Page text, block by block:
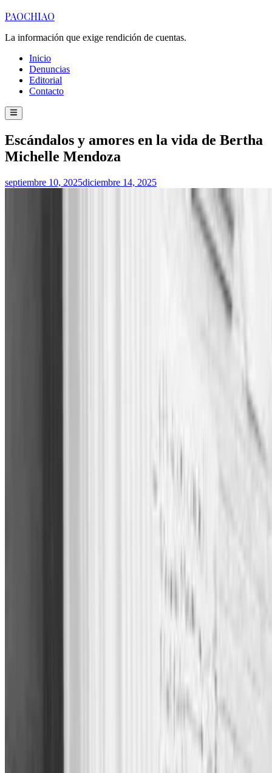
Saltar
contenido
PAOCHIAO
La información que exige rendición de cuentas.
Inicio
Denuncias
Editorial
Contacto
Menú
principal
Publicado
en
Escándalos y amores en la vida de Bertha
Michelle Mendoza
septiembre 10, 2025diciembre 14, 2025